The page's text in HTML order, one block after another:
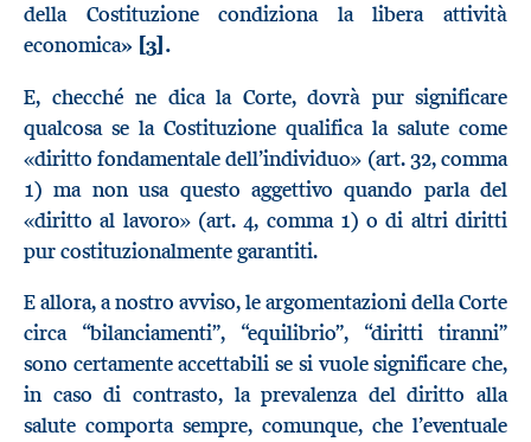
della Costituzione condiziona la libera attività
economica» [3] .
E, checché ne dica la Corte, dovrà pur significare
qualcosa se la Costituzione qualifica la salute come
«diritto fondamentale dell’individuo» (art. 32, comma
1) ma non usa questo aggettivo quando parla del
«diritto al lavoro» (art. 4, comma 1) o di altri diritti
pur costituzionalmente garantiti.
E allora, a nostro avviso, le argomentazioni della Corte
circa “bilanciamenti”, “equilibrio”, “diritti tiranni”
sono certamente accettabili se si vuole significare che,
in caso di contrasto, la prevalenza del diritto alla
salute comporta sempre, comunque, che l’eventuale